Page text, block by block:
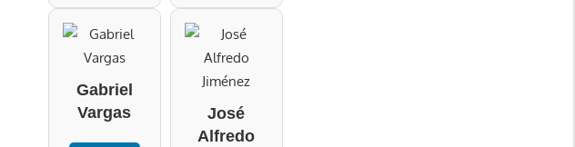
Gabriel
Vargas
José
Alfredo